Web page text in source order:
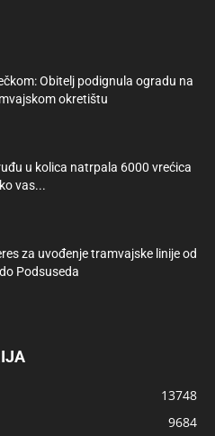
Obitelj podignula ogradu na
okretištu
u kolica natrpala 6000 vrećica
vas...
za uvođenje tramvajske linije od
Podsuseda
13748
9684